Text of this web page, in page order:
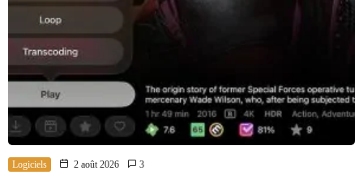
Logiciels 2 août 2026 3